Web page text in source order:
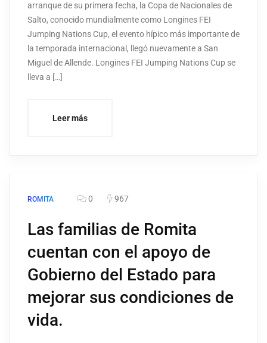
arranque de su primera fecha, la Copa de Nacionales de
Salto, conocido mundialmente como Longines FEI
Jumping Nations Cup, el evento hípico más importante de
la temporada internacional, llegó nuevamente a San
Miguel de Allende. Longines FEI Jumping Nations Cup se
lleva a […]
Leer más
ROMITA 0 967
Las familias de Romita
cuentan con el apoyo de
Gobierno del Estado para
mejorar sus condiciones de
vida.